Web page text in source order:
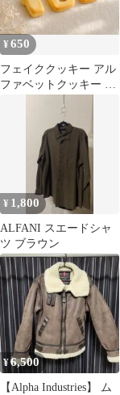
¥650
フェイククッキー アル
ファベットクッキー バ
¥ 1,800
ALFANI スエードシャ
ツ ブラウン
¥6,500
【Alpha Industries】 ム